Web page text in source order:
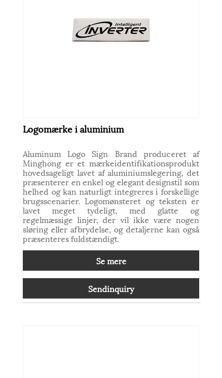
Logomærke i aluminium
Aluminum Logo Sign Brand produceret af
Minghong er et mærkeidentifikationsprodukt
hovedsageligt lavet af aluminiumslegering, det
præsenterer en enkel og elegant designstil som
helhed og kan naturligt integreres i forskellige
brugsscenarier. Logomønsteret og teksten er
lavet meget tydeligt, med glatte og
regelmæssige linjer, der vil ikke være nogen
sløring eller afbrydelse, og detaljerne kan også
præsenteres fuldstændigt.
Se mere
Sendinquiry